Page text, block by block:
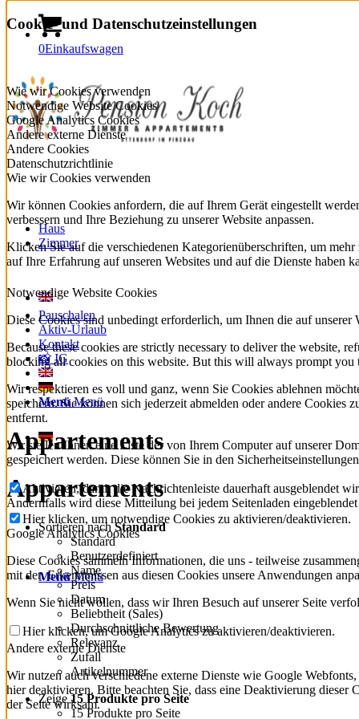
Cookie- und Datenschutzeinstellungen
Wie wir Cookies verwenden
Notwendige Website Cookies
Google Analytics Cookies
Andere externe Dienste
Andere Cookies
Datenschutzrichtlinie
Wie wir Cookies verwenden
Wir können Cookies anfordern, die auf Ihrem Gerät eingestellt
verbessern und Ihre Beziehung zu unserer Website anpassen.
Klicken Sie auf die verschiedenen Kategorienüberschriften, um
auf Ihre Erfahrung auf unseren Websites und auf die Dienste haben
Notwendige Website Cookies
Diese Cookies sind unbedingt erforderlich, um Ihnen die auf
Because these cookies are strictly necessary to deliver the website,
blocking all cookies on this website. But this will always prompt you
Wir respektieren es voll und ganz, wenn Sie Cookies ablehnen
speichern. Sie können sich jederzeit abmelden oder andere
entfernt.
Wir stellen Ihnen eine Liste der von Ihrem Computer auf unserer
gespeichert werden. Diese können Sie in den
Aktivieren, damit die Nachrichtenleiste dauerhaft ausgeblendet
Andernfalls wird diese Mitteilung bei jedem Seitenladen
Hier klicken, um notwendige Cookies zu aktivieren/deaktivieren.
Google Analytics Cookies
Diese Cookies sammeln Informationen, die uns - teilweise
mit den Erkenntnissen aus diesen Cookies unsere Anwendungen
Wenn Sie nicht wollen, dass wir Ihren Besuch auf unserer Seite
Hier klicken, um Google Analytics zu aktivieren/deaktivieren.
Andere externe Dienste
Wir nutzen auch verschiedene externe Dienste wie Google
hier deaktivieren. Bitte beachten Sie, dass eine Deaktivierung
der Seite wirksam.
0Einkaufswagen
Menü Menü
Haus
Zimmer
Pauschalen
Aktiv-Urlaub
Kontakt
📸 IG
Menü Menü
Appartements
Appartements
Sortieren nachStandard
Standard
Benutzerdefiniert
Name
Preis
Datum
Beliebtheit (Sales)
Durchschnittliche Bewertung
Relevanz
Zufall
Artikelnummer
Zeige15 Produkte pro Seite
15 Produkte pro Seite